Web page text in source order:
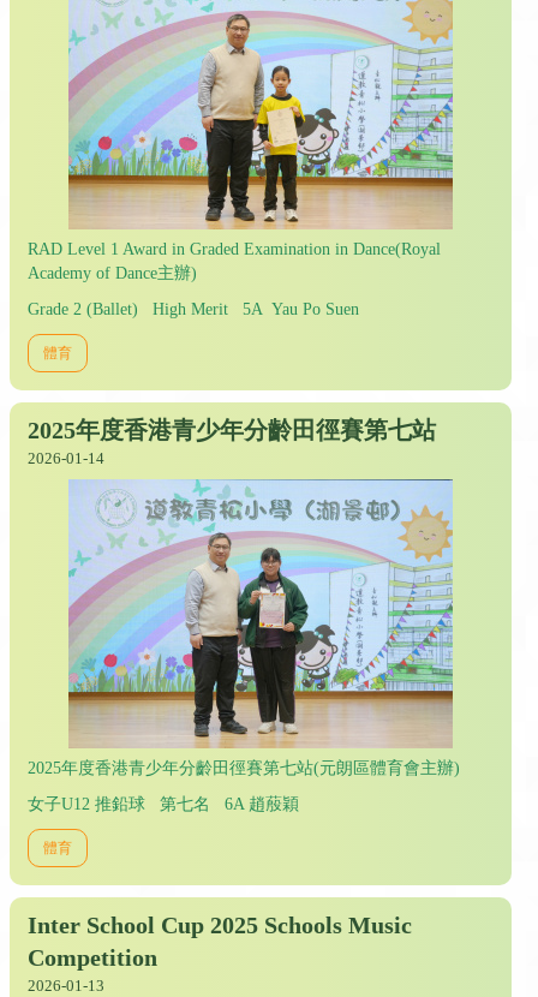
RAD Level 1 Award in Graded Examination in Dance(Royal
Academy of Dance主辦)
Grade 2 (Ballet) High Merit 5A Yau Po Suen
體育
2025年度香港青少年分齡田徑賽第七站
2026-01-14
2025年度香港青少年分齡田徑賽第七站(元朗區體育會主辦)
女子U12 推鉛球 第七名 6A 趙蒑穎
體育
Inter School Cup 2025 Schools Music
Competition
2026-01-13